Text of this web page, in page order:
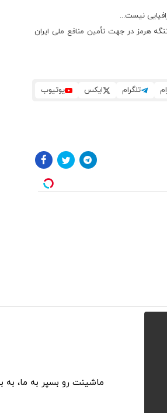
نیست...
هرمز در جهت تأمین منافع ملی ایران
تلگرام ایکس یوتیوب
ماشینت رو بسپر به ما،